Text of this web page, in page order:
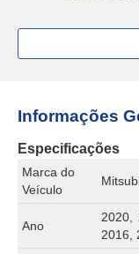
Informações
Especificações
Marca do
Veículo
Ano
2020,
2016,